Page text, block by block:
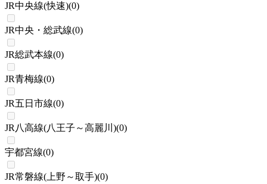
JR中央線(快速)(0)
JR中央・総武線(0)
JR総武本線(0)
JR青梅線(0)
JR五日市線(0)
JR八高線(八王子～高麗川)(0)
宇都宮線(0)
JR常磐線(上野～取手)(0)